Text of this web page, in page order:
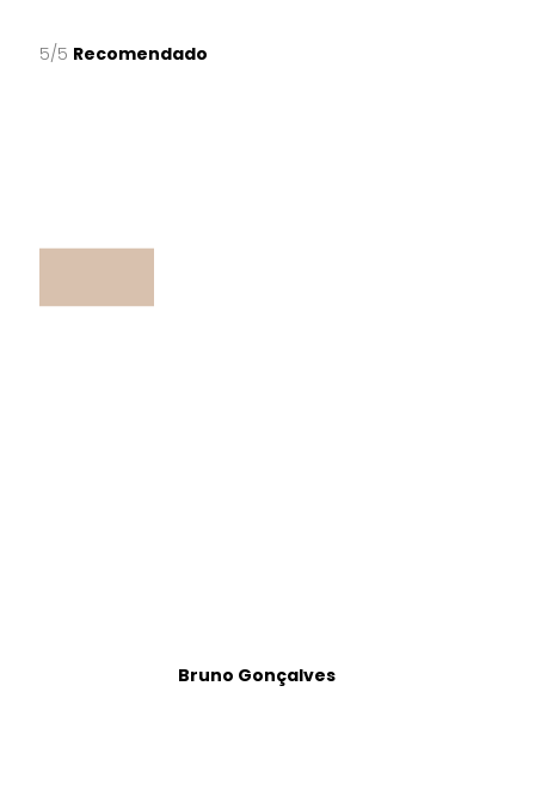
5/5 Recomendado
Bruno Gonçalves